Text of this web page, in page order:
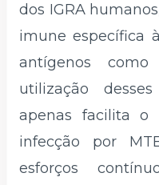
dos IGRA
imune específica
antígenos
utilização
apenas facilita o
infecção por
esforços